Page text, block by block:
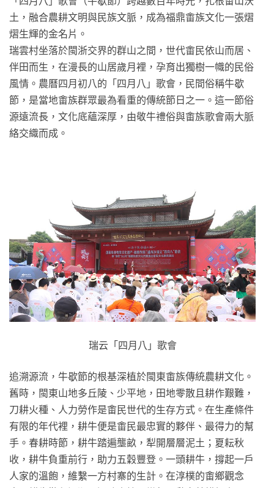
土，融合農耕文明與民族文脈，成為福鼎畬族文化一張熠
熠生輝的金名片。
瑞雲村坐落於閩浙交界的群山之間，世代畬民依山而居、
伴田而生，在漫長的山居歲月裡，孕育出獨樹一幟的民俗
風情。農曆四月初八的「四月八」歌會，民間俗稱牛歇
節，是當地畬族群眾最為看重的傳統節日之一。這一節俗
源遠流長，文化底蘊深厚，由敬牛禮俗與畬族歌會兩大脈
絡交織而成。
瑞云「四月八」歌會
追溯源流，牛歇節的根基深植於閩東畬族傳統農耕文化。
舊時，閩東山地多丘陵、少平地，田地零散且耕作艱難，
刀耕火種、人力勞作是畬民世代的生存方式。在生產條件
有限的年代裡，耕牛便是畬民最忠實的夥伴、最得力的幫
手。春耕時節，耕牛踏遍壟畝，犁開層層泥土；夏耘秋
收，耕牛負重前行，助力五穀豐登。一頭耕牛，撐起一戶
人家的溫飽，維繫一方村寨的生計。在淳樸的畬鄉觀念